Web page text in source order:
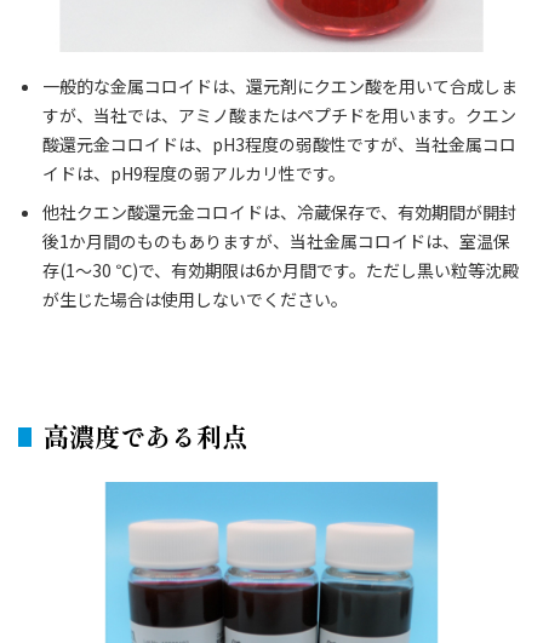
一般的な金属コロイドは、還元剤にクエン酸を用いて合成しま
すが、当社では、アミノ酸またはペプチドを用います。クエン
酸還元金コロイドは、pH3程度の弱酸性ですが、当社金属コロ
イドは、pH9程度の弱アルカリ性です。
他社クエン酸還元金コロイドは、冷蔵保存で、有効期間が開封
後1か月間のものもありますが、当社金属コロイドは、室温保
存(1～30 ℃)で、有効期限は6か月間です。ただし黒い粒等沈殿
が生じた場合は使用しないでください。
高濃度である利点